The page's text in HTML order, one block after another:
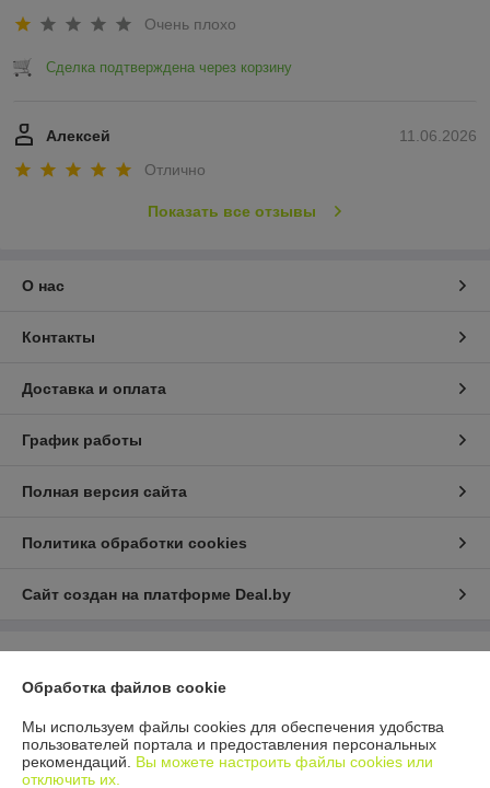
Очень плохо
Сделка подтверждена через корзину
11.06.2026
Алексей
Отлично
Показать все отзывы
О нас
Контакты
Доставка и оплата
График работы
Полная версия сайта
Политика обработки cookies
Сайт создан на платформе Deal.by
Юридическое лицо:
Регистрационный номер ЕГР: 693286559
УНП: 693286559
Обработка файлов cookie
Мы используем файлы cookies для обеспечения удобства
пользователей портала и предоставления персональных
рекомендаций. Вы можете настроить файлы cookies или
отключить их.